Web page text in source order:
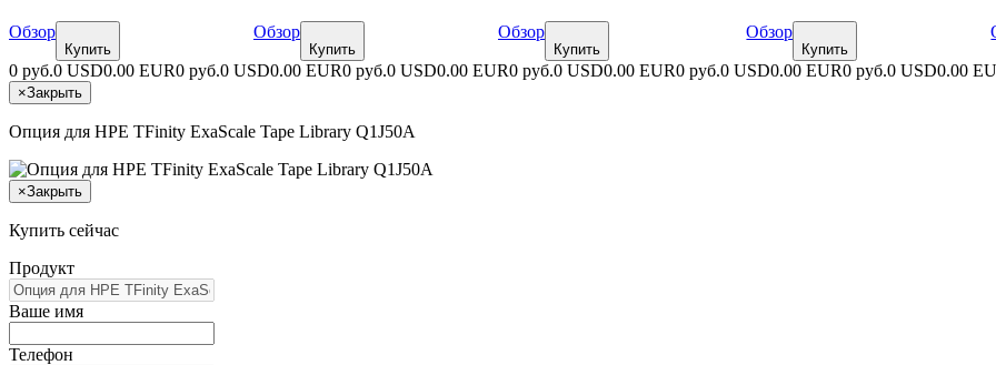
Обзор
Купить
Обзор
Купить
Обзор
Купить
Обзор
Купить
0 руб.0 USD0.00 EUR0 руб.0 USD0.00 EUR0 руб.0 USD0.00 EUR0 руб.0 USD0.00 EUR0 руб.0 USD0.00 EUR0 руб.0 USD0.00
×Закрыть
Опция для HPE TFinity ExaScale Tape Library Q1J50A
×Закрыть
Купить сейчас
Продукт
Ваше имя
Телефон